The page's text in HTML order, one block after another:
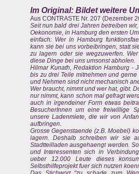
Im Original: Bildet weitere
Aus CONTRASTE Nr. 207 (Dezember
Seit nun bald drei Jahren betreiben
Oekonomie, in Hamburg den ersten
einfach: Wer in Hamburg
kann sie bei uns vorbeibringen, statt
zu lagern oder sie wegzuwerfen.
diese Dinge bei uns umsonst abholen.
Hilmar Kunath, Redaktion Hamburg -
bis zu drei Teile mitnehmen und gerne
und Nehmen sind nicht mechanisch
Wer braucht, nimmt und wer hat, gibt.
nur nimmt, kann schon mal gefragt
auch in irgendeiner Form etwas
BesucherInnen um eine freiwillige
unsere Ladenmiete, die wir von
aufbringen.
Grosse Gegenstaende (z.B. Moebel)
lagern. Deshalb schreiben wir sie
Stadtteilladen ausgehaengt werden.
und Interessenten sich in
ueber 12.000 Leute dieses
Selbsthilfeprojekt fuer sich nutzen